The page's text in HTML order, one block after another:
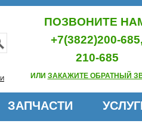
ПОЗВОНИТЕ
+7(3822)200-685,
210-685
ИЛИ ЗАКАЖИТЕ ОБРАТНЫЙ
ЗАПЧАСТИ